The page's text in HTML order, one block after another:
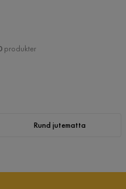
produkter
Rund jutematta